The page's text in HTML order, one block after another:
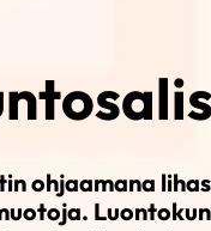
ohjaamana